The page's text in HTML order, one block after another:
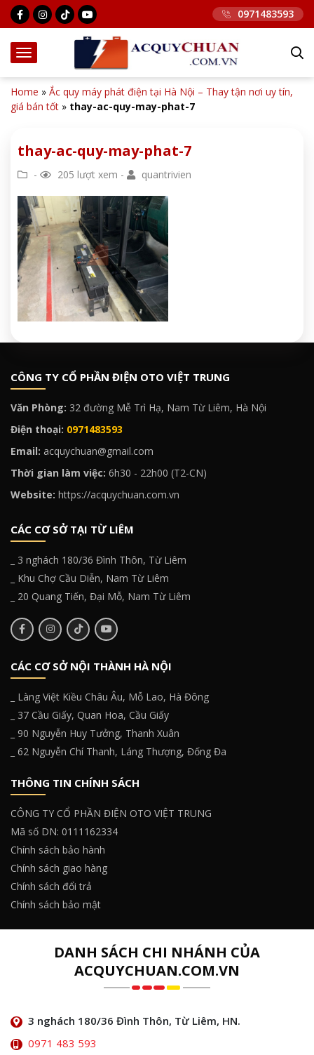
0971483593
Home » Ắc quy máy phát điện tại Hà Nội – Thay tận nơi uy tín,
giá bán tốt » thay-ac-quy-may-phat-7
thay-ac-quy-may-phat-7
- 205 lượt xem - quantrivien
CÔNG TY CỔ PHẦN ĐIỆN OTO VIỆT TRUNG
Văn Phòng: 32 đường Mễ Trì Hạ, Nam Từ Liêm, Hà Nội
Điện thoại: 0971483593
Email: acquychuan@gmail.com
Thời gian làm việc: 6h30 - 22h00 (T2-CN)
Website: https://acquychuan.com.vn
CÁC CƠ SỞ TẠI TỪ LIÊM
_ 3 nghách 180/36 Đình Thôn, Từ Liêm
_ Khu Chợ Cầu Diễn, Nam Từ Liêm
_ 20 Quang Tiến, Đại Mỗ, Nam Từ Liêm
CÁC CƠ SỞ NỘI THÀNH HÀ NỘI
_ Làng Việt Kiều Châu Âu, Mỗ Lao, Hà Đông
_ 37 Cầu Giấy, Quan Hoa, Cầu Giấy
_ 90 Nguyễn Huy Tưởng, Thanh Xuân
_ 62 Nguyễn Chí Thanh, Láng Thượng, Đống Đa
THÔNG TIN CHÍNH SÁCH
CÔNG TY CỔ PHẦN ĐIỆN OTO VIỆT TRUNG
Mã số DN: 0111162334
Chính sách bảo hành
Chính sách giao hàng
Chính sách đổi trả
Chính sách bảo mật
DANH SÁCH CHI NHÁNH CỦA
ACQUYCHUAN.COM.VN
3 nghách 180/36 Đình Thôn, Từ Liêm, HN.
0971 483 593